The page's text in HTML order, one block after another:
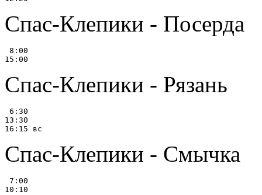
Спас-Клепики - Посерда
8:00
Спас-Клепики - Рязань
6:30
13:30
Спас-Клепики - Смычка
7:00
10:10